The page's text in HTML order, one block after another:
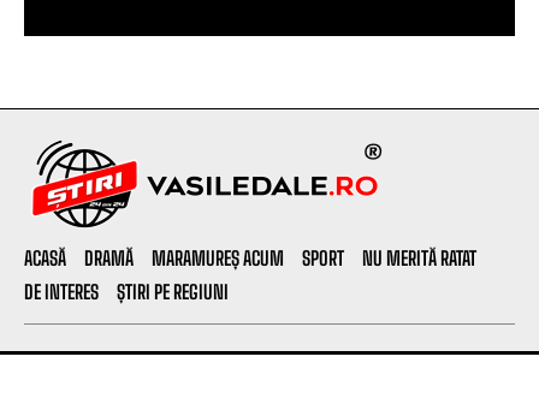
ACASĂ DRAMĂ MARAMUREȘ ACUM SPORT
NU MERITĂ RATAT
DE INTERES
ȘTIRI PE REGIUNI